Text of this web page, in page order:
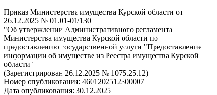
Приказ Министерства имущества Курской области от
26.12.2025 № 01.01-01/130
"Об утверждении Административного регламента
Министерства имущества Курской области по
предоставлению государственной услуги "Предоставление
информации об имуществе из Реестра имущества Курской
области"
(Зарегистрирован 26.12.2025 № 1075.25.12)
Номер опубликования: 4601202512300007
Дата опубликования: 30.12.2025